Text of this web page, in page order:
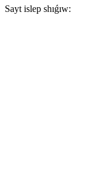
Sayt islep shıǵıw: